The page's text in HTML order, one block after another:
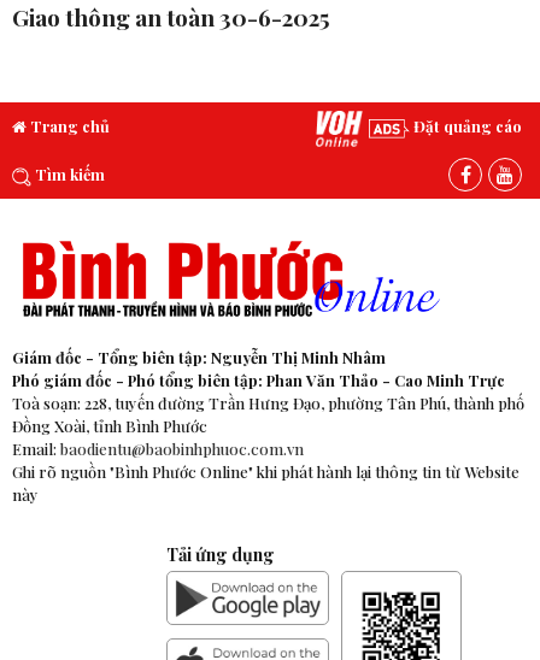
Giao thông an toàn 30-6-2025
Trang chủ Đặt quảng cáo
Tìm kiếm
Giám đốc - Tổng biên tập: Nguyễn Thị Minh Nhâm
Phó giám đốc - Phó tổng biên tập: Phan Văn Thảo - Cao Minh Trực
Toà soạn: 228, tuyến đường Trần Hưng Đạo, phường Tân Phú, thành phố
Đồng Xoài, tỉnh Bình Phước
Email: baodientu@baobinhphuoc.com.vn
Ghi rõ nguồn "Bình Phước Online" khi phát hành lại thông tin từ Website
này
Tải ứng dụng